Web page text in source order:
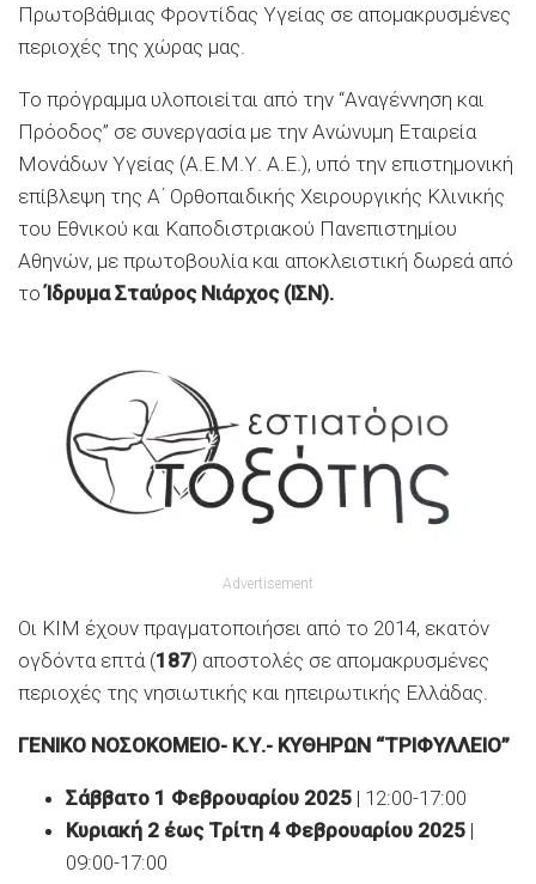
Πρωτοβάθμιας Φροντίδας Υγείας σε απομακρυσμένες
περιοχές της χώρας μας.
Το πρόγραμμα υλοποιείται από την “Αναγέννηση και
Πρόοδος” σε συνεργασία με την Ανώνυμη Εταιρεία
Μονάδων Υγείας (Α.Ε.Μ.Υ. Α.Ε.), υπό την επιστημονική
επίβλεψη της Α΄ Ορθοπαιδικής Χειρουργικής Κλινικής
του Εθνικού και Καποδιστριακού Πανεπιστημίου
Αθηνών, με πρωτοβουλία και αποκλειστική δωρεά από
τοΊδρυμα Σταύρος Νιάρχος (ΙΣΝ).
Advertisement
Οι ΚΙΜ έχουν πραγματοποιήσει από το 2014, εκατόν
ογδόντα επτά (187) αποστολές σε απομακρυσμένες
περιοχές της νησιωτικής και ηπειρωτικής Ελλάδας.
ΓΕΝΙΚΟ ΝΟΣΟΚΟΜΕΙΟ- Κ.Υ.- ΚΥΘΗΡΩΝ “ΤΡΙΦΥΛΛΕΙΟ”
Σάββατο 1 Φεβρουαρίου 2025 | 12:00-17:00
Κυριακή 2 έως Τρίτη 4 Φεβρουαρίου 2025 |
09:00-17:00